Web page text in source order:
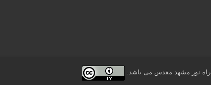
راه نور مشهد مقدس می باشد.